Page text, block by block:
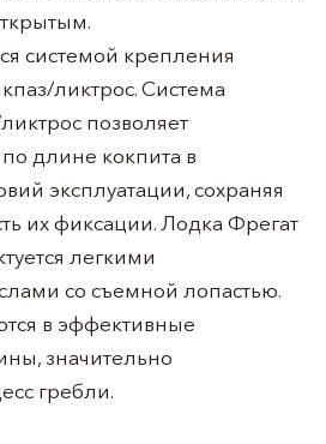
системой крепления
ликтрос. Система
позволяет
длине кокпита в
эксплуатации, сохраняя
их фиксации. Лодка Фрегат
легкими
со съемной лопастью.
в эффективные
значительно
гребли.